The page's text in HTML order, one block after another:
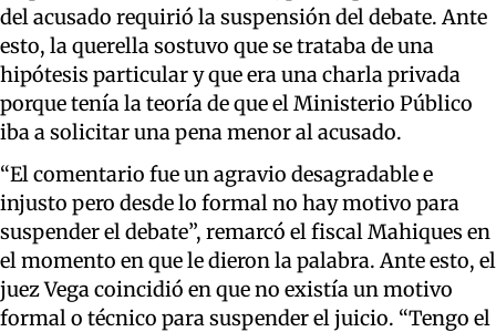
del acusado requirió la suspensión del debate. Ante
esto, la querella sostuvo que se trataba de una
hipótesis particular y que era una charla privada
porque tenía la teoría de que el Ministerio Público
iba a solicitar una pena menor al acusado.
“El comentario fue un agravio desagradable e
injusto pero desde lo formal no hay motivo para
suspender el debate”, remarcó el fiscal Mahiques en
el momento en que le dieron la palabra. Ante esto, el
juez Vega coincidió en que no existía un motivo
formal o técnico para suspender el juicio. “Tengo el